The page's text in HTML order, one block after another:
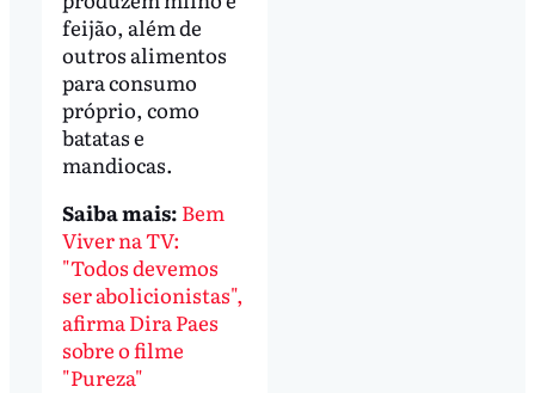
feijão, além de
outros alimentos
para consumo
próprio, como
batatas e
mandiocas.
Saiba mais: Bem
Viver na TV:
"Todos devemos
ser abolicionistas",
afirma Dira Paes
sobre o filme
"Pureza"